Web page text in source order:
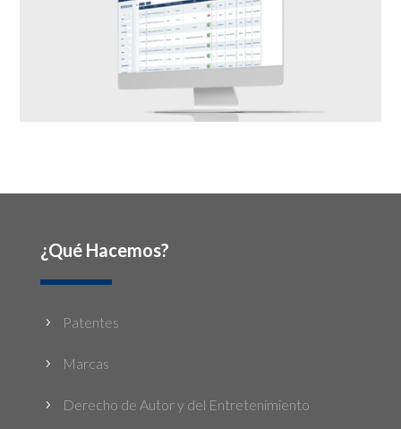
¿Qué Hacemos?
5 Patentes
5 Marcas
5 Derecho de Autor y del Entretenimiento